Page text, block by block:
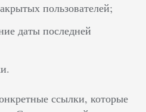
пользователей;
даты последней
ссылки, которые